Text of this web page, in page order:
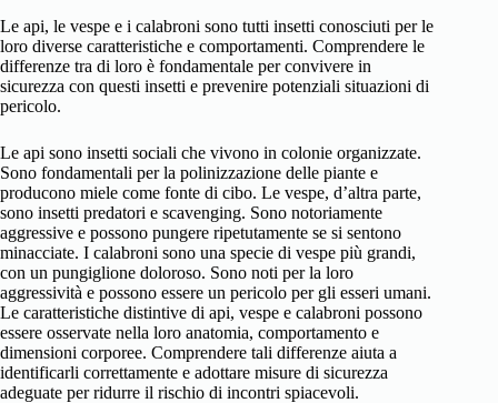
Le api, le vespe e i calabroni sono tutti insetti conosciuti per le
loro diverse caratteristiche e comportamenti. Comprendere le
differenze tra di loro è fondamentale per convivere in
sicurezza con questi insetti e prevenire potenziali situazioni di
pericolo.
Le api sono insetti sociali che vivono in colonie organizzate.
Sono fondamentali per la polinizzazione delle piante e
producono miele come fonte di cibo. Le vespe, d’altra parte,
sono insetti predatori e scavenging. Sono notoriamente
aggressive e possono pungere ripetutamente se si sentono
minacciate. I calabroni sono una specie di vespe più grandi,
con un pungiglione doloroso. Sono noti per la loro
aggressività e possono essere un pericolo per gli esseri umani.
Le caratteristiche distintive di api, vespe e calabroni possono
essere osservate nella loro anatomia, comportamento e
dimensioni corporee. Comprendere tali differenze aiuta a
identificarli correttamente e adottare misure di sicurezza
adeguate per ridurre il rischio di incontri spiacevoli.